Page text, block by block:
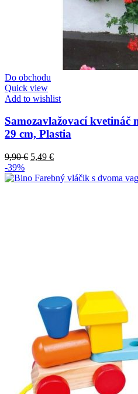
Do obchodu
Quick view
Add to wishlist
Samozavlažovací kvetináč
29 cm, Plastia
9,90€ 5,49 €
-39%